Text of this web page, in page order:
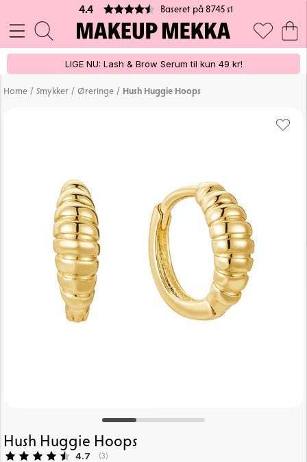
4.4 Baseret på 8745 stemmer
LIGE NU: Lash & Brow Serum til kun 49 kr!
Home / Smykker / Øreringe / Hush Huggie Hoops
Hush Huggie Hoops
Gennemsnitlig vurdering:
4.7 (stemmer:
3)